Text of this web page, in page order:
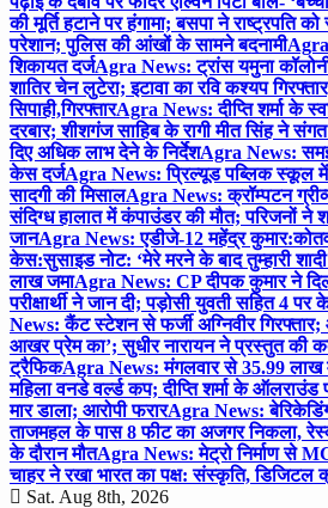
की मूर्ति हटाने पर हंगामा; बसपा ने राष्ट्रपति को
परेशान; पुलिस की आंखों के सामने बदनामीAgra
शिकायत दर्जAgra News: ट्रांस यमुना
शातिर चेन लुटेरा; इटावा का रवि कश्यप
सिपाही,गिरफ्तारAgra News: दीप्ति शर्मा के
दरबार; शीशगंज साहिब के रागी मीत सिंह ने
दिए अधिक लाभ देने के निर्देशAgra News:
केस दर्जAgra News: प्रिल्यूड पब्लिक स्कूल में
सादगी की मिसालAgra News: क्रॉम्पटन
संदिग्ध हालात में कंपाउंडर की मौत; परिजनों
जानAgra News: एडीजे-12 महेंद्र
केस:सुसाइड नोट: ‘मेरे मरने के बाद तुम्हारी
लाख जमाAgra News: CP दीपक कुमार ने
परीक्षार्थी ने जान दी; पड़ोसी युवती सहित 4 पर
News: कैंट स्टेशन से फर्जी अग्निवीर गिरफ्तार;
आखर प्रेम का’; सुधीर नारायन ने प्रस्तुत की
ट्रैफिकAgra News: मंगलवार से 35.99 लाख
महिला वनडे वर्ल्ड कप; दीप्ति शर्मा के ऑलराउंड
मार डाला; आरोपी फरारAgra News:
ताजमहल के पास 8 फीट का अजगर निकला,
के दौरान मौतAgra News: मेट्रो निर्माण से
चाहर ने रखा भारत का पक्ष: संस्कृति, डिजिटल
Sat. Aug 8th, 2026